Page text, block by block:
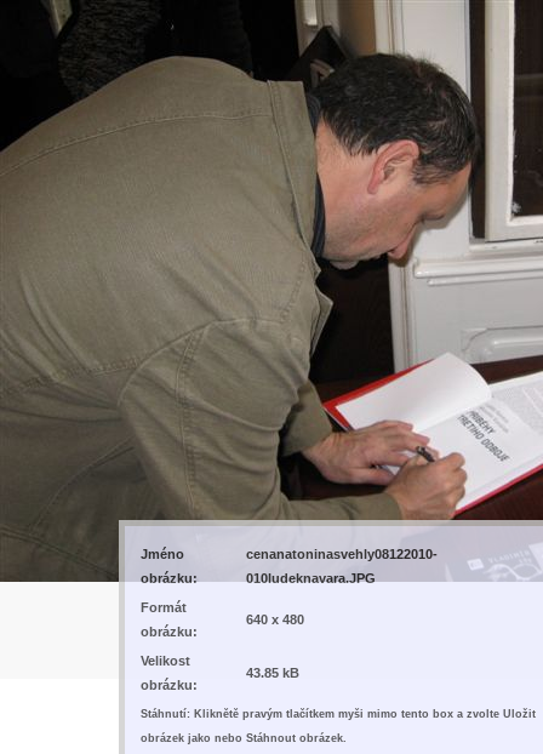
Jméno
obrázku:
cenanatoninasvehly08122010-
010ludeknavara.JPG
Formát
obrázku:
640 x 480
Velikost
obrázku:
43.85 kB
Stáhnutí: Kliknětě pravým tlačítkem myši mimo tento box a zvolte Uložit
obrázek jako nebo Stáhnout obrázek.